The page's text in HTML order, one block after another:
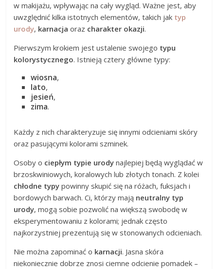
w makijażu, wpływając na cały wygląd. Ważne jest, aby
uwzględnić kilka istotnych elementów, takich jak typ
urody, karnacja oraz charakter okazji.
Pierwszym krokiem jest ustalenie swojego typu
kolorystycznego. Istnieją cztery główne typy:
wiosna,
lato,
jesień,
zima.
Każdy z nich charakteryzuje się innymi odcieniami skóry
oraz pasującymi kolorami szminek.
Osoby o ciepłym typie urody najlepiej będą wyglądać w
brzoskwiniowych, koralowych lub złotych tonach. Z kolei
chłodne typy powinny skupić się na różach, fuksjach i
bordowych barwach. Ci, którzy mają neutralny typ
urody, mogą sobie pozwolić na większą swobodę w
eksperymentowaniu z kolorami; jednak często
najkorzystniej prezentują się w stonowanych odcieniach.
Nie można zapominać o karnacji. Jasna skóra
niekoniecznie dobrze znosi ciemne odcienie pomadek –